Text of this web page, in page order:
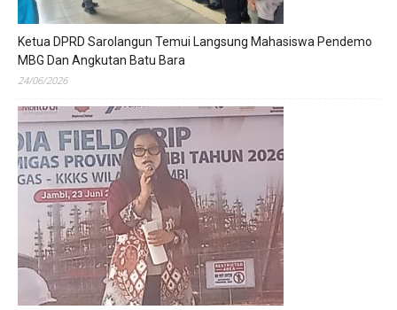
Ketua DPRD Sarolangun Temui Langsung Mahasiswa Pendemo
MBG Dan Angkutan Batu Bara
24/06/2026